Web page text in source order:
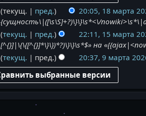
текущ. пред. 20:05, 18 марта
{сущность\|([\s\S]+?)\}\}\s*<\/
текущ. пред. 22:11, 15 марта
[^{}]|\{\{[^{}]*\}\})*?)\}\}\s*$» на
текущ. пред. 20:37, 9 марта